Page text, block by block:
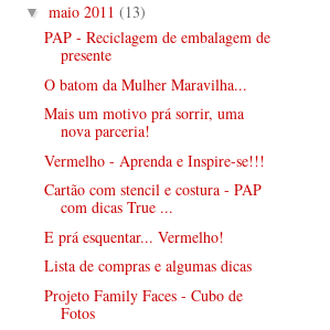
▼ maio 2011 (13)
PAP - Reciclagem de embalagem de
presente
O batom da Mulher Maravilha...
Mais um motivo prá sorrir, uma
nova parceria!
Vermelho - Aprenda e Inspire-se!!!
Cartão com stencil e costura - PAP
com dicas True ...
E prá esquentar... Vermelho!
Lista de compras e algumas dicas
Projeto Family Faces - Cubo de
Fotos